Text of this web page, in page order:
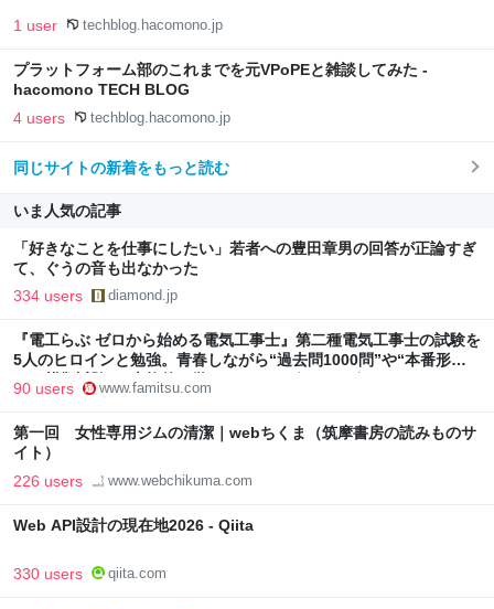
1 user techblog.hacomono.jp
プラットフォーム部のこれまでを元VPoPEと雑談してみた -
hacomono TECH BLOG
4 users techblog.hacomono.jp
同じサイトの新着をもっと読む
いま人気の記事
「好きなことを仕事にしたい」若者への豊田章男の回答が正論すぎ
て、ぐうの音も出なかった
334 users diamond.jp
『電工らぶ ゼロから始める電気工事士』第二種電気工事士の試験を
5人のヒロインと勉強。青春しながら“過去問1000問”や“本番形式
CBT模擬試験”で本格的に学べるノベルゲーム | ゲーム・エンタメ
最新情報のファミ通.com
90 users www.famitsu.com
第一回 女性専用ジムの清潔｜webちくま（筑摩書房の読みものサ
イト）
226 users www.webchikuma.com
Web API設計の現在地2026 - Qiita
330 users qiita.com